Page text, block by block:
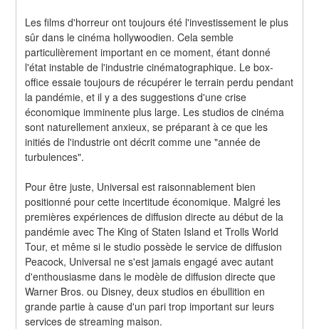
Les films d'horreur ont toujours été l'investissement le plus
sûr dans le cinéma hollywoodien. Cela semble
particulièrement important en ce moment, étant donné
l'état instable de l'industrie cinématographique. Le box-
office essaie toujours de récupérer le terrain perdu pendant
la pandémie, et il y a des suggestions d'une crise
économique imminente plus large. Les studios de cinéma
sont naturellement anxieux, se préparant à ce que les
initiés de l'industrie ont décrit comme une "année de
turbulences".
Pour être juste, Universal est raisonnablement bien
positionné pour cette incertitude économique. Malgré les
premières expériences de diffusion directe au début de la
pandémie avec The King of Staten Island et Trolls World
Tour, et même si le studio possède le service de diffusion
Peacock, Universal ne s'est jamais engagé avec autant
d'enthousiasme dans le modèle de diffusion directe que
Warner Bros. ou Disney, deux studios en ébullition en
grande partie à cause d'un pari trop important sur leurs
services de streaming maison.